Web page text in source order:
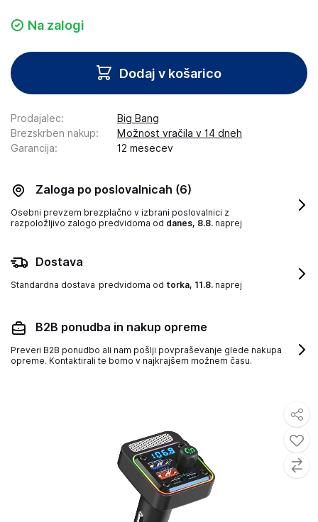
Na zalogi
Dodaj v košarico
Prodajalec:
Big Bang
Brezskrben nakup:
Možnost vračila v 14 dneh
Garancija: 12 mesecev
Zaloga po poslovalnicah (6)
Osebni prevzem brezplačno v izbrani poslovalnici z
razpoložljivo zalogo predvidoma od danes, 8.8. naprej
Dostava
Standardna dostava predvidoma od torka, 11.8. naprej
B2B ponudba in nakup opreme
Preveri B2B ponudbo ali nam pošlji povpraševanje glede nakupa
opreme. Kontaktirali te bomo v najkrajšem možnem času.